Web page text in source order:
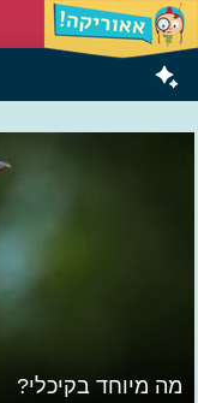
מה מיוחד בקיכלי?